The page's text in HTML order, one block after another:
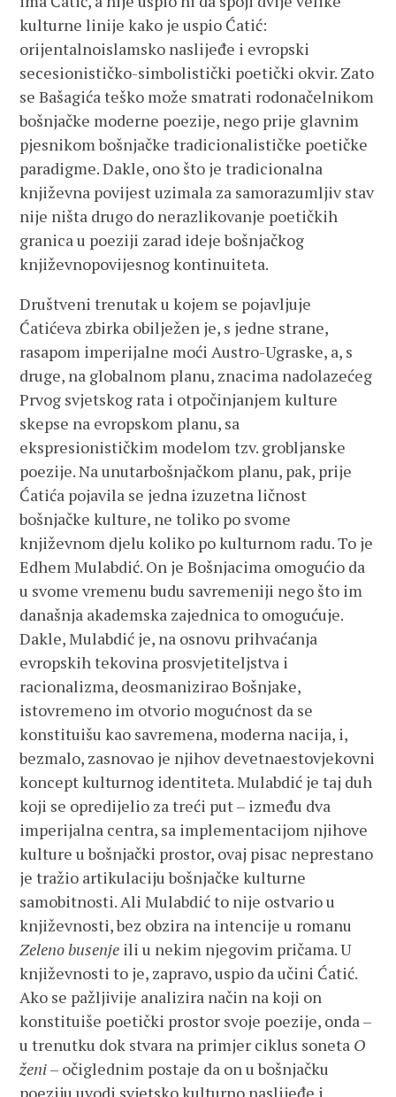
kulturne linije kako je uspio Ćatić:
orijentalnoislamsko naslijeđe i evropski
secesionističko-simbolistički poetički okvir. Zato
se Bašagića teško može smatrati rodonačelnikom
bošnjačke moderne poezije, nego prije glavnim
pjesnikom bošnjačke tradicionalističke poetičke
paradigme. Dakle, ono što je tradicionalna
književna povijest uzimala za samorazumljiv stav
nije ništa drugo do nerazlikovanje poetičkih
granica u poeziji zarad ideje bošnjačkog
književnopovijesnog kontinuiteta.
Društveni trenutak u kojem se pojavljuje
Ćatićeva zbirka obilježen je, s jedne strane,
rasapom imperijalne moći Austro-Ugraske, a, s
druge, na globalnom planu, znacima nadolazećeg
Prvog svjetskog rata i otpočinjanjem kulture
skepse na evropskom planu, sa
ekspresionističkim modelom tzv. grobljanske
poezije. Na unutarbošnjačkom planu, pak, prije
Ćatića pojavila se jedna izuzetna ličnost
bošnjačke kulture, ne toliko po svome
književnom djelu koliko po kulturnom radu. To je
Edhem Mulabdić. On je Bošnjacima omogućio da
u svome vremenu budu savremeniji nego što im
današnja akademska zajednica to omogućuje.
Dakle, Mulabdić je, na osnovu prihvaćanja
evropskih tekovina prosvjetiteljstva i
racionalizma, deosmanizirao Bošnjake,
istovremeno im otvorio mogućnost da se
konstituišu kao savremena, moderna nacija, i,
bezmalo, zasnovao je njihov devetnaestovjekovni
koncept kulturnog identiteta. Mulabdić je taj duh
koji se opredijelio za treći put – između dva
imperijalna centra, sa implementacijom njihove
kulture u bošnjački prostor, ovaj pisac neprestano
je tražio artikulaciju bošnjačke kulturne
samobitnosti. Ali Mulabdić to nije ostvario u
književnosti, bez obzira na intencije u romanu
Zeleno busenje ili u nekim njegovim pričama. U
književnosti to je, zapravo, uspio da učini Ćatić.
Ako se pažljivije analizira način na koji on
konstituiše poetički prostor svoje poezije, onda –
u trenutku dok stvara na primjer ciklus soneta O
ženi– očiglednim postaje da on u bošnjačku
poeziju uvodi svjetsko kulturno naslijeđe i